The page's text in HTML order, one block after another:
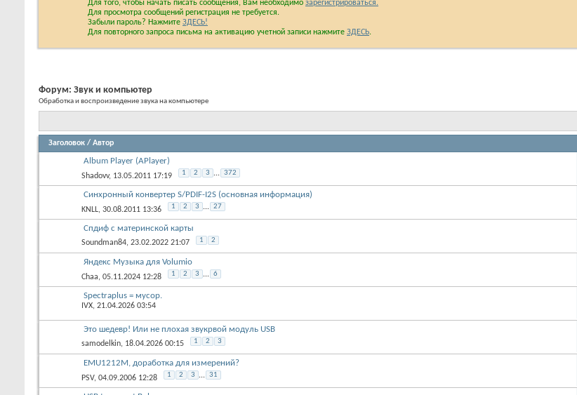
Для того, чтобы начать писать сообщения, Вам необходимо зарегистрироваться.
Для просмотра сообщений регистрация не требуется.
Забыли пароль? Нажмите ЗДЕСЬ!
Для повторного запроса письма на активацию учетной записи нажмите ЗДЕСЬ.
Форум: Звук и компьютер
Обработка и воспроизведение звука на компьютере
Заголовок / Автор
Album Player (APlayer)
Shadovv, 13.05.2011 17:19 1 2 3 ... 372
Синхронный конвертер S/PDIF-I2S (основная информация)
KNLL, 30.08.2011 13:36 1 2 3 ... 27
Спдиф с материнской карты
Soundman84, 23.02.2022 21:07 1 2
Яндекс Музыка для Volumio
Chaa, 05.11.2024 12:28 1 2 3 ... 6
Spectraplus = мусор.
IVX, 21.04.2026 03:54
Это шедевр! Или не плохая звукрвой модуль USB
samodelkin, 18.04.2026 00:15 1 2 3
EMU1212M, доработка для измерений?
PSV, 04.09.2006 12:28 1 2 3 ... 31